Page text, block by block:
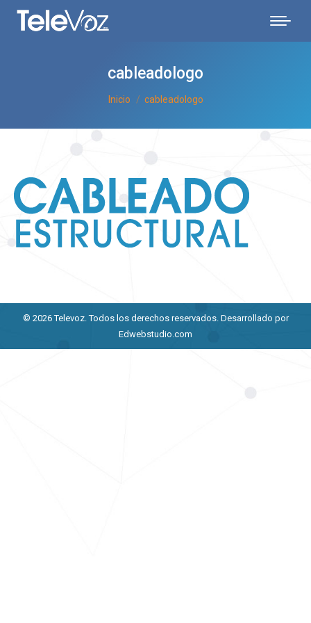
cableadologo
Estás aquí:
Inicio cableadologo
© 2026 Televoz. Todos los derechos reservados. Desarrollado por
Edwebstudio.com